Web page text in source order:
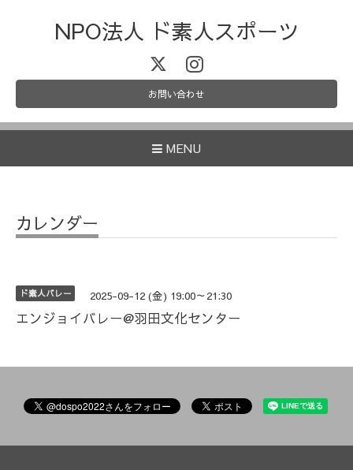
NPO法人 ド素人スポーツ
お問い合わせ
MENU
カレンダー
ド素人バレー 2025-09-12 (金) 19:00～21:30
エンジョイバレー@羽田文化センター